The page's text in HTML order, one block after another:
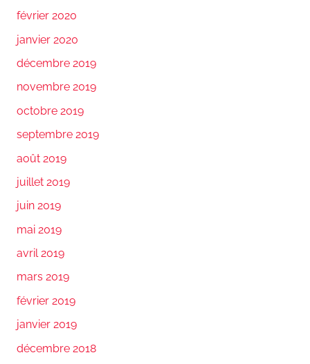
février 2020
janvier 2020
décembre 2019
novembre 2019
octobre 2019
septembre 2019
août 2019
juillet 2019
juin 2019
mai 2019
avril 2019
mars 2019
février 2019
janvier 2019
décembre 2018